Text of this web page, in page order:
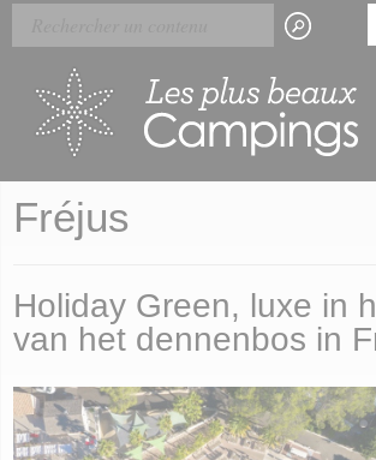
Skip
main
Fréjus
Holiday Green, luxe in
van het dennenbos in
Cookies beheer paneel